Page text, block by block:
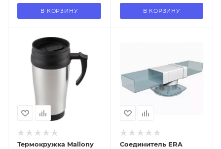
В КОРЗИНУ В КОРЗИНУ
Отправим
13.08.2026
В наличии в пункте
самовывоза
Термокружка Mallony
В наличии в пункте
самовывоза
Да
Соединитель ERA